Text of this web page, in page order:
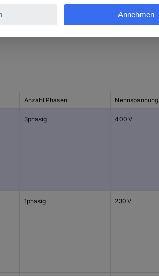
Anzahl Phasen Nennspannung
3phasig 400 V
1phasig 230 V